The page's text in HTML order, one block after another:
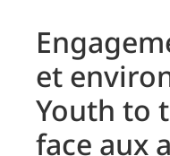
et
Youth to
face aux